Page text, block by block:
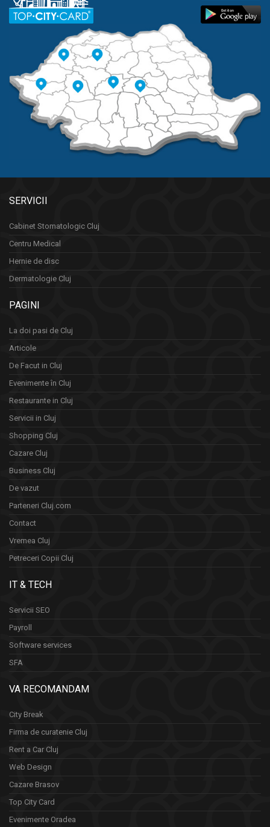
SERVICII
Cabinet Stomatologic Cluj
Centru Medical
Hernie de disc
Dermatologie Cluj
PAGINI
La doi pasi de Cluj
Articole
De Facut in Cluj
Evenimente în Cluj
Restaurante in Cluj
Servicii in Cluj
Shopping Cluj
Cazare Cluj
Business Cluj
De vazut
Parteneri Cluj.com
Contact
Vremea Cluj
Petreceri Copii Cluj
IT & TECH
Servicii SEO
Payroll
Software services
SFA
VA RECOMANDAM
City Break
Firma de curatenie Cluj
Rent a Car Cluj
Web Design
Cazare Brasov
Top City Card
Evenimente Oradea